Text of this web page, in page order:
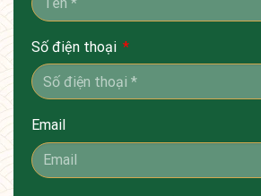
Số điện thoại
Email